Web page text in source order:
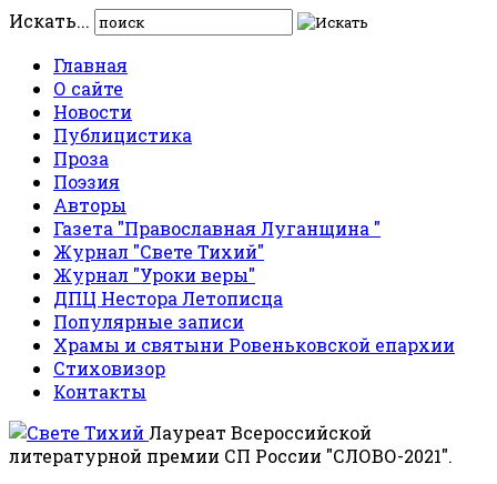
Искать...
Главная
О сайте
Новости
Публицистика
Проза
Поэзия
Авторы
Газета "Православная Луганщина "
Журнал "Свете Тихий"
Журнал "Уроки веры"
ДПЦ Нестора Летописца
Популярные записи
Храмы и святыни Ровеньковской епархии
Стиховизор
Контакты
Лауреат Всероссийской
литературной премии СП России "СЛОВО-2021".